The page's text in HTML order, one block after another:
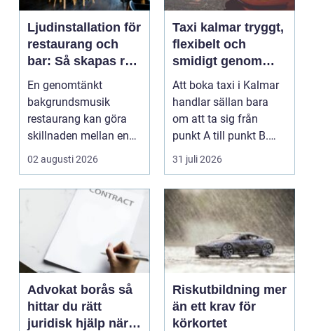
Ljudinstallation för
restaurang och
bar: Så skapas rätt
ljud för mat, dryck
och stämning
En genomtänkt
bakgrundsmusik
restaurang kan göra
skillnaden mellan en
lokal som gäste...
02 augusti 2026
Taxi kalmar tryggt,
flexibelt och
smidigt genom
hela resan
Att boka taxi i Kalmar
handlar sällan bara
om att ta sig från
punkt A till punkt B.
För många är res...
31 juli 2026
Advokat borås så
hittar du rätt
juridisk hjälp när
Riskutbildning mer
än ett krav för
körkortet